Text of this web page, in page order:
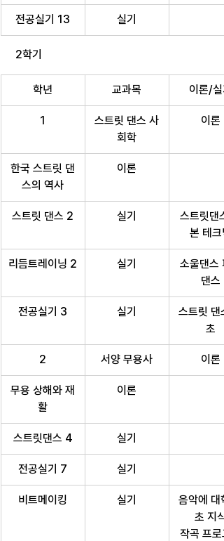
전공실기 13 실기
2학기
학년 교과목 이론/실
1
스트릿 댄스 사
회학
이론
한국 스트릿 댄
스의 역사
이론
스트릿 댄스 2 실기
스트릿댄
본 테크
리듬트레이닝 2 실기
소울댄스
댄스
전공실기 3 실기
스트릿 댄
초
2 서양 무용사 이론
무용 상해와 재
활
이론
스트릿댄스 4 실기
전공실기 7 실기
비트메이킹 실기
음악에 대
초 지식
작곡 프로